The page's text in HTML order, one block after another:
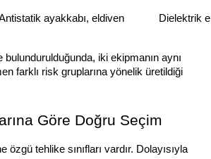
ayakkabı, eldiven Dielektrik
iki ekipmanın aynı
farklı risk gruplarına yönelik üretildiği
Göre Doğru Seçim
özgü tehlike sınıfları vardır. Dolayısıyla